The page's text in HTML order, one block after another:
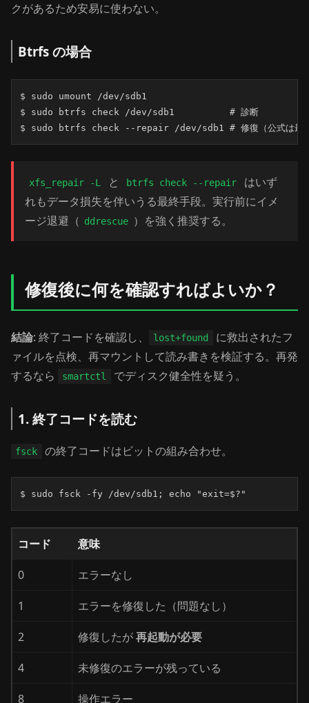
クがあるため安易に使わない。
Btrfs の場合
$ sudo umount /dev/sdb1
$ sudo btrfs check /dev/sdb1          # 診断
$ sudo btrfs check --repair /dev/sdb1 # 修復（公式は最終
xfs_repair -L と btrfs check --repair
はいず
れもデータ損失を伴いうる最終手段。実行前にイメ
ージ退避（ ddrescue ）を強く推奨する。
修復後に何を確認すればよいか？
結論: 終了コードを確認し、 lost+found
に救出されたフ
ァイルを点検、再マウントして読み書きを検証する。再発
するなら
smartctl でディスク健全性を疑う。
1. 終了コードを読む
fsck の終了コードはビットの組み合わせ。
$ sudo fsck -fy /dev/sdb1; echo "exit=$?"
コード 意味
0 エラーなし
1 エラーを修復した（問題なし）
2 修復したが再起動が必要
4 未修復のエラーが残っている
8 操作エラー